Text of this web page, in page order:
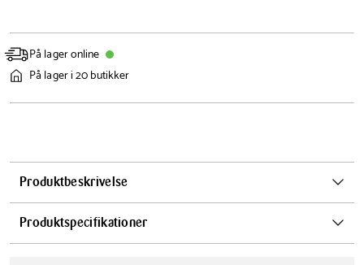
På lager online
På lager i 20 butikker
Produktbeskrivelse
Etly Klarborg nissen Anna er betænksom og en skøn og positiv pige.
Produktspecifikationer